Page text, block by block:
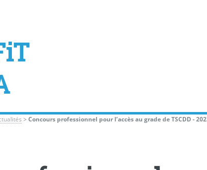
>Concours professionnel pour l’accès au grade de TSCDD -